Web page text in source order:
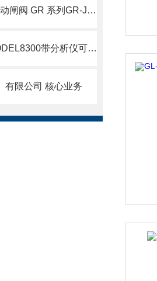
MIYUKI美幸辉手动闸阀 GR 系列GR-J80
日本第一热研MODEL8300带分析仪可燃气体混合器北崎热卖
有限公司 核心业务